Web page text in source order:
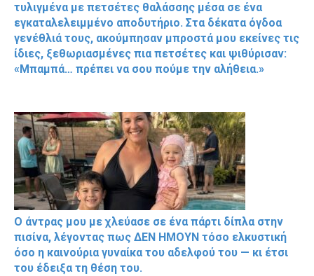
τυλιγμένα με πετσέτες θαλάσσης μέσα σε ένα
εγκαταλελειμμένο αποδυτήριο. Στα δέκατα όγδοα
γενέθλιά τους, ακούμπησαν μπροστά μου εκείνες τις
ίδιες, ξεθωριασμένες πια πετσέτες και ψιθύρισαν:
«Μπαμπά… πρέπει να σου πούμε την αλήθεια.»
Ο άντρας μου με χλεύασε σε ένα πάρτι δίπλα στην
πισίνα, λέγοντας πως ΔΕΝ ΗΜΟΥΝ τόσο ελκυστική
όσο η καινούρια γυναίκα του αδελφού του — κι έτσι
του έδειξα τη θέση του.